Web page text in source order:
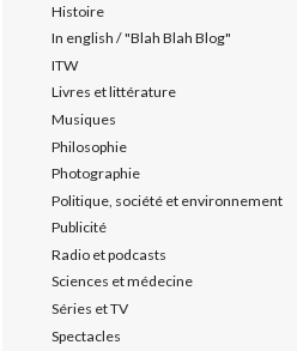
Histoire
In english / "Blah Blah Blog"
ITW
Livres et littérature
Musiques
Philosophie
Photographie
Politique, société et environnement
Publicité
Radio et podcasts
Sciences et médecine
Séries et TV
Spectacles